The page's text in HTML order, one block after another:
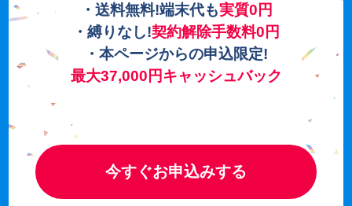
・送料無料!端末代も実質0円
・縛りなし!契約解除手数料0円
・本ページからの申込限定!
最大37,000円キャッシュバック
今すぐお申込みする